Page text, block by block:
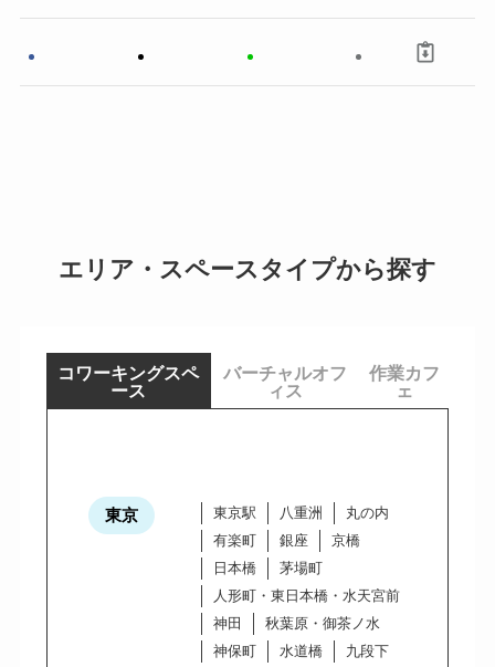
エリア・スペースタイプから探す
コワーキングスペ
ース
バーチャルオフ
ィス
作業カフ
ェ
東京 東京駅 八重洲
丸の内
有楽町
銀座
京橋
日本橋
茅場町
人形町・東日本橋・水天宮前
神田
秋葉原・御茶ノ水
神保町
水道橋
九段下